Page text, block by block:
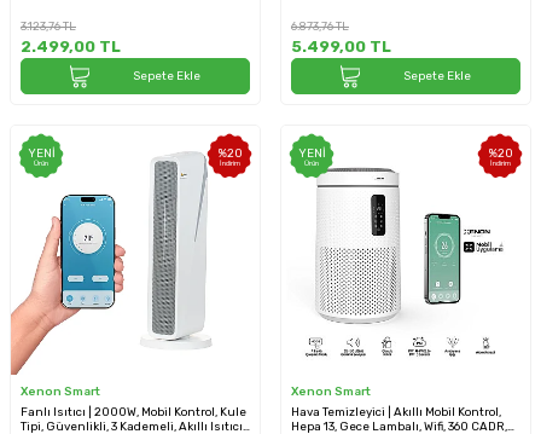
3.123,76TL
2.499,00 TL
Sepete Ekle
6.873,76TL
5.499,00 TL
Sepete Ekle
%20
İndirim
YENI
Ürün
Xenon Smart
Fanlı Isıtıcı | 2000W, Mobil Kontrol, Kule
Tipi, Güvenlikli, 3 Kademeli, Akıllı Isıtıcı
%20
İndirim
YENI
Ürün
Xenon Smart
Hava Temizleyici | Akıllı Mobil Kontrol,
Hepa 13, Gece Lambalı, Wifi, 360 CADR,